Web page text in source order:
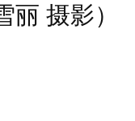
丽 摄影）